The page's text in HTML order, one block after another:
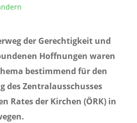
der Gerechtigkeit und
Hoffnungen waren
bestimmend für den
des Zentralausschusses
Rates der Kirchen (ÖRK) in